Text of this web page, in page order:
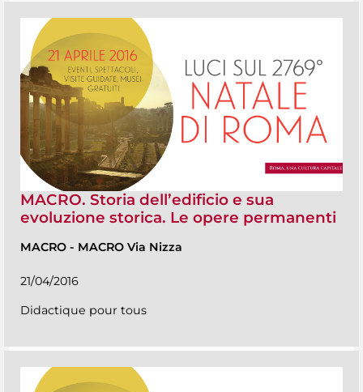
MACRO. Storia dell’edificio e sua
evoluzione storica. Le opere permanenti
MACRO - MACRO Via Nizza
21/04/2016
Didactique pour tous